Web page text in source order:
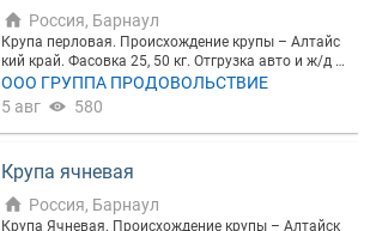
Россия, Барнаул
Крупа перловая. Происхождение крупы – Алтайс
кий край. Фасовка 25, 50 кг. Отгрузка авто и ж/д т
ранспортом в любую точку России, а так же в стр
аны ближнего и дальнего зарубежья. Полный пак
ru/
ООО ГРУППА ПРОДОВОЛЬСТВИЕ
5 авг
580
Крупа ячневая
Россия, Барнаул
Крупа Ячневая. Происхождение крупы – Алтайск